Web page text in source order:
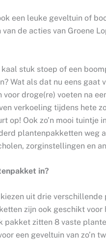
een leuke geveltuin of
van de acties van Groene
kaal stuk stoep of een
Wat als dat nu eens gaat
voor droge(re) voeten na
verkoeling tijdens hete
op! Ook zo’n mooi tuintje
plantenpakketten weg
zorginstellingen en
in?
uit drie
zijn ook geschikt
pakket zitten 8 vaste
een geveltuin van zo’n